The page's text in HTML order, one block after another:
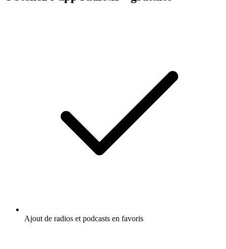
Ajout de radios et podcasts en favoris